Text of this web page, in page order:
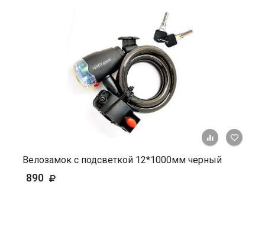
+ К
Велозамок с подсветкой 12*1000мм черный
890